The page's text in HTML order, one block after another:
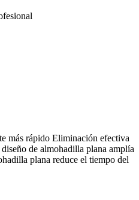
más rápido Eliminación efectiva
de almohadilla plana amplía
plana reduce el tiempo del